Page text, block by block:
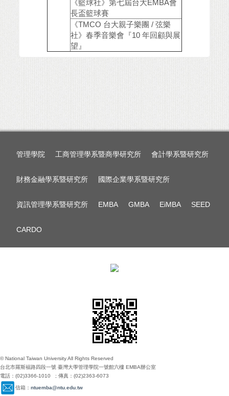
《籃球社》第七屆台大EMBA會
長盃籃球賽
《TMCO 台大親子樂團 / 弦樂
社》春季音樂會『10 年回顧與展
望』
管理學院 工商管理學系暨商學研究所 會計學系暨研究所
財務金融學系暨研究所 國際企業學系暨研究所
資訊管理學系暨研究所 EMBA GMBA EiMBA SEED
CARDO
© National Taiwan University All Rights Reserved
台北市羅斯福路四段一號 臺灣大學管理學院一號館六樓 EMBA辦公室
電話：(02)3366-1010 ; 傳真：(02)2363-6073
信箱： ntuemba@ntu.edu.tw